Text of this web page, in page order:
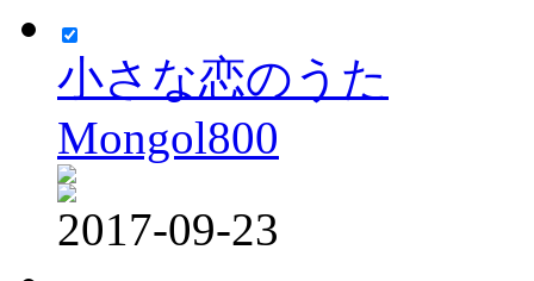
小さな恋のうた
Mongol800
2017-09-23